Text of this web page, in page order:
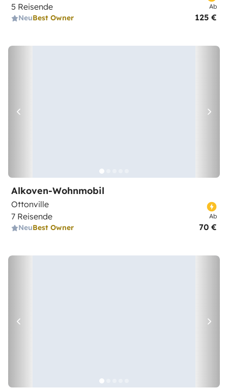
5 Reisende
NeuBest Owner
Ab
125 €
Alkoven-Wohnmobil
Ottonville
7 Reisende
NeuBest Owner
Ab
70 €